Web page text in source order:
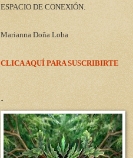
ESPACIO DE CONEXIÓN.
Marianna Doña Loba
CLICA AQUÍ PARA SUSCRIBIRTE
.